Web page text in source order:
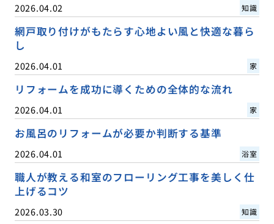
2026.04.02 知識
網戸取り付けがもたらす心地よい風と快適な暮ら
し
2026.04.01 家
リフォームを成功に導くための全体的な流れ
2026.04.01 家
お風呂のリフォームが必要か判断する基準
2026.04.01 浴室
職人が教える和室のフローリング工事を美しく仕
上げるコツ
2026.03.30 知識